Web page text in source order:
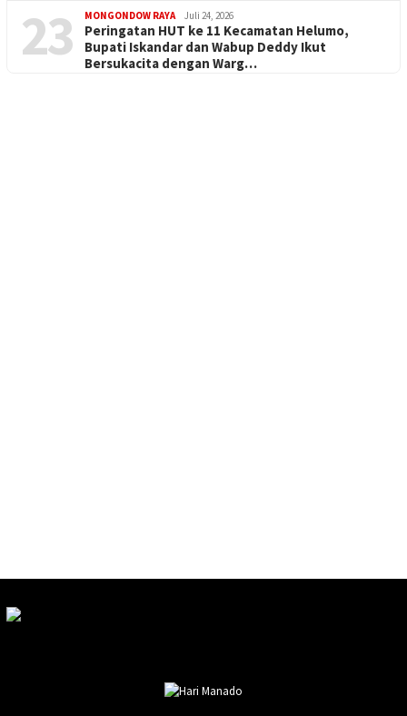
23 MONGONDOW RAYA Juli 24, 2026
Peringatan HUT ke 11 Kecamatan Helumo,
Bupati Iskandar dan Wabup Deddy Ikut
Bersukacita dengan Warg…